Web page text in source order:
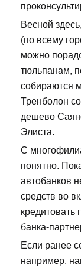
Весной
(по всему
можно
тюльпанам,
собираются
Тренболон
дешево
Элиста.
С
понятно.
автобанков
средств во
кредитовать
банка-
Если ранее
например,